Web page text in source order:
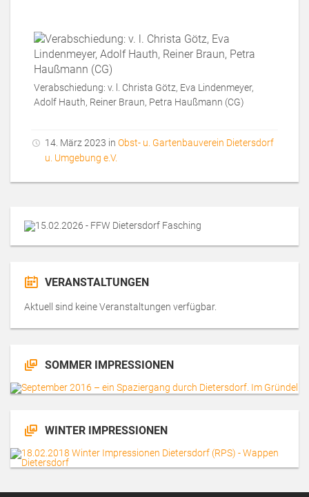
Verabschiedung: v. l. Christa Götz, Eva Lindenmeyer,
Adolf Hauth, Reiner Braun, Petra Haußmann (CG)
14. März 2023 in Obst- u. Gartenbauverein Dietersdorf
u. Umgebung e.V.
VERANSTALTUNGEN
Aktuell sind keine Veranstaltungen verfügbar.
SOMMER IMPRESSIONEN
WINTER IMPRESSIONEN